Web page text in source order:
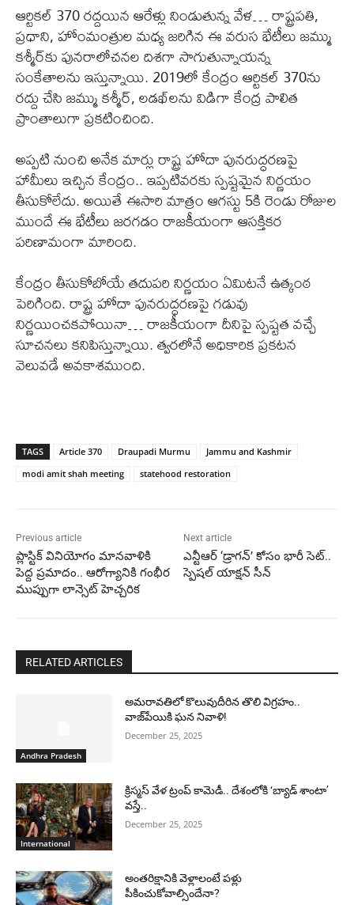
ఆర్టికల్ 370 రద్దయిన ఆరేళ్లు నిండుతున్న వేళ… రాష్ట్రపతి,
ప్రధాని, హోంమంత్రుల మధ్య జరిగిన ఈ వరుస భేటీలు జమ్ము
కశ్మీర్‌కు పునరాలోచనల దిశగా సాగుతున్నాయన్న
సంకేతాలను ఇస్తున్నాయి. 2019లో కేంద్రం ఆర్టికల్ 370ను
రద్దు చేసి జమ్ము కశ్మీర్, లడఖ్‌లను విడిగా కేంద్ర పాలిత
ప్రాంతాలుగా ప్రకటించింది.
అప్పటి నుంచి అనేక మార్లు రాష్ట్ర హోదా పునరుద్ధరణపై
హామీలు ఇచ్చిన కేంద్రం.. ఇప్పటివరకు స్పష్టమైన నిర్ణయం
తీసుకోలేదు. అయితే ఈసారి మాత్రం ఆగస్టు 5కి రెండు రోజుల
ముందే ఈ భేటీలు జరగడం రాజకీయంగా ఆసక్తికర
పరిణామంగా మారింది.
కేంద్రం తీసుకోబోయే తదుపరి నిర్ణయం ఏమిటనే ఉత్కంఠ
పెరిగింది. రాష్ట్ర హోదా పునరుద్ధరణపై గడువు
నిర్ణయించకపోయినా… రాజకీయంగా దీనిపై స్పష్టత వచ్చే
సూచనలు కనిపిస్తున్నాయి. త్వరలోనే అధికారిక ప్రకటన
వెలువడే అవకాశముంది.
TAGS Article 370 Draupadi Murmu
Jammu and Kashmir
modi amit shah meeting
statehood restoration
Previous article
ప్లాస్టిక్ వినియోగం మానవాళికి
పెద్ద ప్రమాదం.. ఆరోగ్యానికి గంభీర
ముప్పుగా లాన్సెట్ హెచ్చరిక
Next article
ఎన్టీఆర్ ‘డ్రాగన్’ కోసం భారీ సెట్..
స్పెషల్ యాక్షన్ సీన్
RELATED ARTICLES
Andhra Pradesh
అమరావతిలో కొలువుదీరిన తొలి విగ్రహం..
వాజ్‌పేయికి ఘన నివాళి!
December 25, 2025
International
క్రిస్మస్ వేళ ట్రంప్ కామెడీ.. దేశంలోకి ‘బ్యాడ్ శాంటా’
వస్తే..
December 25, 2025
అంతరిక్షానికి వెళ్లాలంటే పళ్లు
పీకించుకోవాల్సిందేనా?